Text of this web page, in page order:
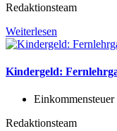
Redaktionsteam
Weiterlesen
Kindergeld:
Einkommensteuer
Redaktionsteam